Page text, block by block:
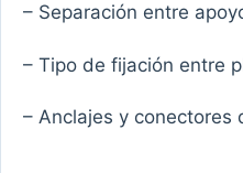
– Separación entre
– Tipo de fijación entre
– Anclajes y conectores